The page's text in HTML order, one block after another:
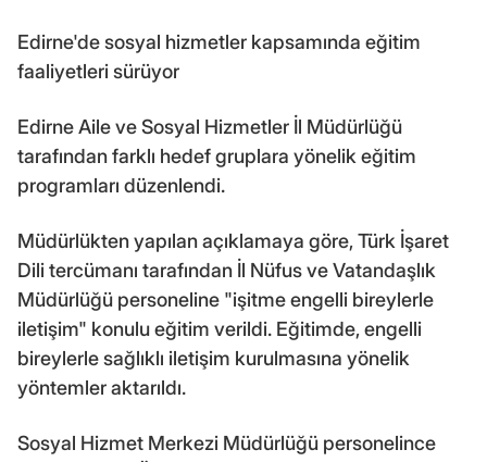
Edirne'de sosyal hizmetler kapsamında eğitim
faaliyetleri sürüyor
Edirne Aile ve Sosyal Hizmetler İl Müdürlüğü
tarafından farklı hedef gruplara yönelik eğitim
programları düzenlendi.
Müdürlükten yapılan açıklamaya göre, Türk İşaret
Dili tercümanı tarafından İl Nüfus ve Vatandaşlık
Müdürlüğü personeline "işitme engelli bireylerle
iletişim" konulu eğitim verildi. Eğitimde, engelli
bireylerle sağlıklı iletişim kurulmasına yönelik
yöntemler aktarıldı.
Sosyal Hizmet Merkezi Müdürlüğü personelince